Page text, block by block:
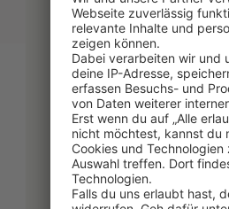
TRAUBENSAFT
DORNFELDER
Privatkelterei van Nahmen
0.75 l(7,87 €/1l) *
5,90 €